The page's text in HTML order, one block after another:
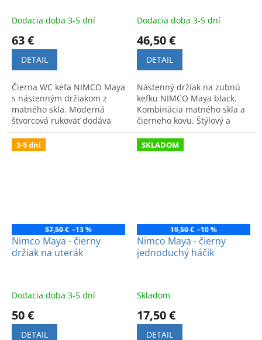
Dodacia doba 3-5 dní
63 €
DETAIL
Čierna WC kefa NIMCO Maya
s nástenným držiakom z
matného skla. Moderná
štvorcová rukoväť dodáva
kúpeľni eleganciu. Ideálna v
kombinácii so sériou Maya
black.
Dodacia doba 3-5 dní
46,50 €
DETAIL
Nástenný držiak na zubnú
kefku NIMCO Maya black.
Kombinácia matného skla a
čierneho kovu. Štýlový a
funkčný doplnok do kúpeľne.
Nájdete v OD Drevona
Bratislava.
3-5 dní
57,50 € –13 %
Nimco Maya - čierny
držiak na uterák
Dodacia doba 3-5 dní
50 €
DETAIL
SKLADOM
19,50 € –10 %
Nimco Maya - čierny
jednoduchý háčik
Skladom
17,50 €
DETAIL